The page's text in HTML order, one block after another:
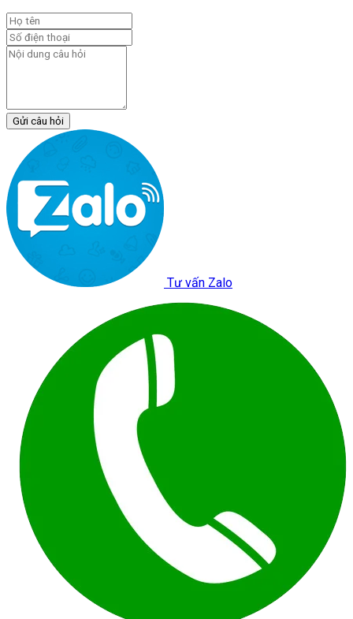
Gửi câu hỏi
Tư vấn Zalo